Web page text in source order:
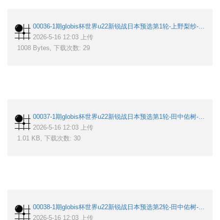
00036-1期globis杯世界u22新锐战日本预选第1轮-上野梨纱-关山穗香.sgf
2026-5-16 12:03 上传
1008 Bytes, 下载次数: 29
00037-1期globis杯世界u22新锐战日本预选第1轮-田中佑树-田中健太郎.sgf
2026-5-16 12:03 上传
1.01 KB, 下载次数: 30
00038-1期globis杯世界u22新锐战日本预选第2轮-田中佑树-藤田怜央.sgf
2026-5-16 12:03 上传